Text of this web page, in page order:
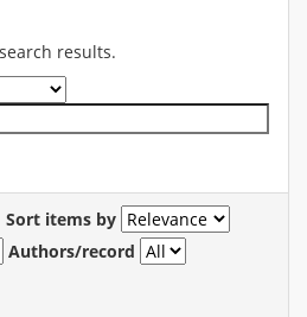
results.
Sort items by
Authors/record